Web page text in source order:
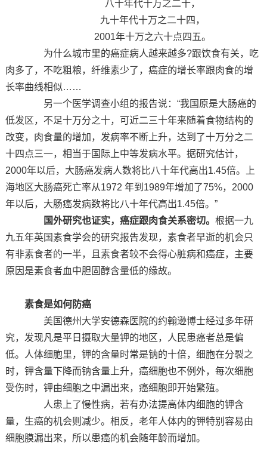
八十年代十万之二十，
九十年代十万之二十四，
2001年十万之六十点四五。
为什么城市里的癌症病人越来越多?跟饮食有关，吃
肉多了，不吃粗粮，纤维素少了，癌症的增长率跟肉食的增
长率曲线相似……
另一个医学调查小组的报告说：“我国原是大肠癌的
低发区，不足十万分之十，可近二三十年来随着食物结构的
改变，肉食量的增加，发病率不断上升，达到了十万分之二
十四点三一，相当于国际上中等发病水平。据研究估计，
2000年以后，大肠癌发病人数将比八十年代高出1.45倍。上
海地区大肠癌死亡率从1972 年到1989年增加了75%，2000
年以后，大肠癌发病数将比八十年代高出1.45倍。”
国外研究也证实，癌症跟肉食关系密切。 根据一九
九五年英国素食学会的研究报告发现，素食者早逝的机会只
有非素食者的一半，且素食者较不会得心脏病和癌症，主要
原因是素食者血中胆固醇含量低的缘故。
素食是如何防癌
美国德州大学安德森医院的约翰逊博士经过多年研
究，发现凡是平日摄取大量钾的地区，人民患癌者总是偏
低。人体细胞里，钾的含量时常是钠的十倍，细胞在分裂之
时，钾含量下降而钠含量上升，癌细胞也不例外，每次细胞
受伤时，钾由细胞之中漏出来，癌细胞即开始繁殖。
人患上了慢性病，若有办法提高体内细胞的钾含
量，生癌的机会则减少。相反，老年人体内的钾特别容易由
细胞膜漏出来，所以患癌的机会随年龄而增加。